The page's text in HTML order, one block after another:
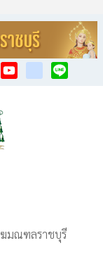
ฆมณฑลราชบุรี